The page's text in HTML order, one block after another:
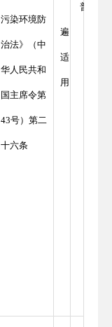
污染环境防
治法》（中
华人民共和
国主席令第
43号）第二
十六条
普
遍
适
用